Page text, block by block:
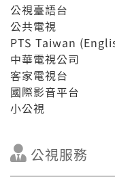
公視臺語台
公共電視
PTS Taiwan
中華電視公司
客家電視台
國際影音平台
小公視
公視服務